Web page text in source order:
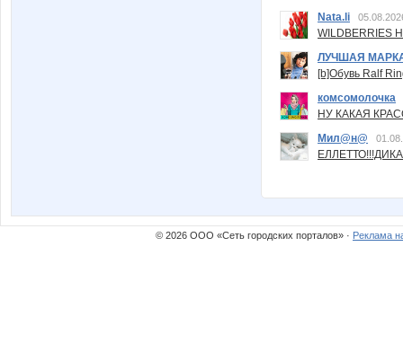
Nata.li
ЛУЧШАЯ
[b]Обувь Ralf
комсомолочка
НУ КАКАЯ
Мил@н@
© 2026 ООО «Сеть городских порталов» · Реклама